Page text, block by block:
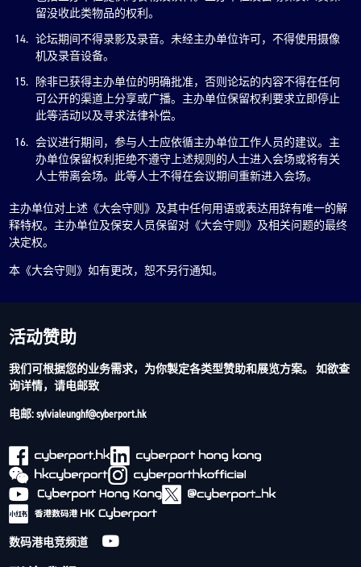
留没收此类物品的权利。
论坛期间不得录影及录音。未经主办单位许可，不得使用摄像
机及录音设备。
除非已获得主办单位的明确批准，否则论坛的内容不得在任何
可公开的渠道上分享或广播。主办单位保留权利要求立即停止
此等活动以及寻求法律补偿。
会议进行期间，参与人士应依循主办单位工作人员的建议。主
办单位保留权利拒绝不遵守上述规则的人士进入会场或将有关
人士带离会场。此等人士不得在会议期间重新进入会场。
主办单位对上述《大会守则》及其中任何用语或表达用辞有唯一的解
释特权。主办单位及保安人员保留对《大会守则》及相关问题的最终
决定权。
本《大会守则》如有更改，恕不另行通知。
活动赞助
我们可根据您的业务需求，为你製定各类型赞助和展览方案。 如欲查
询详情，请电邮致
电邮: sylvialeunghf@cyberport.hk
数码港电竞频道